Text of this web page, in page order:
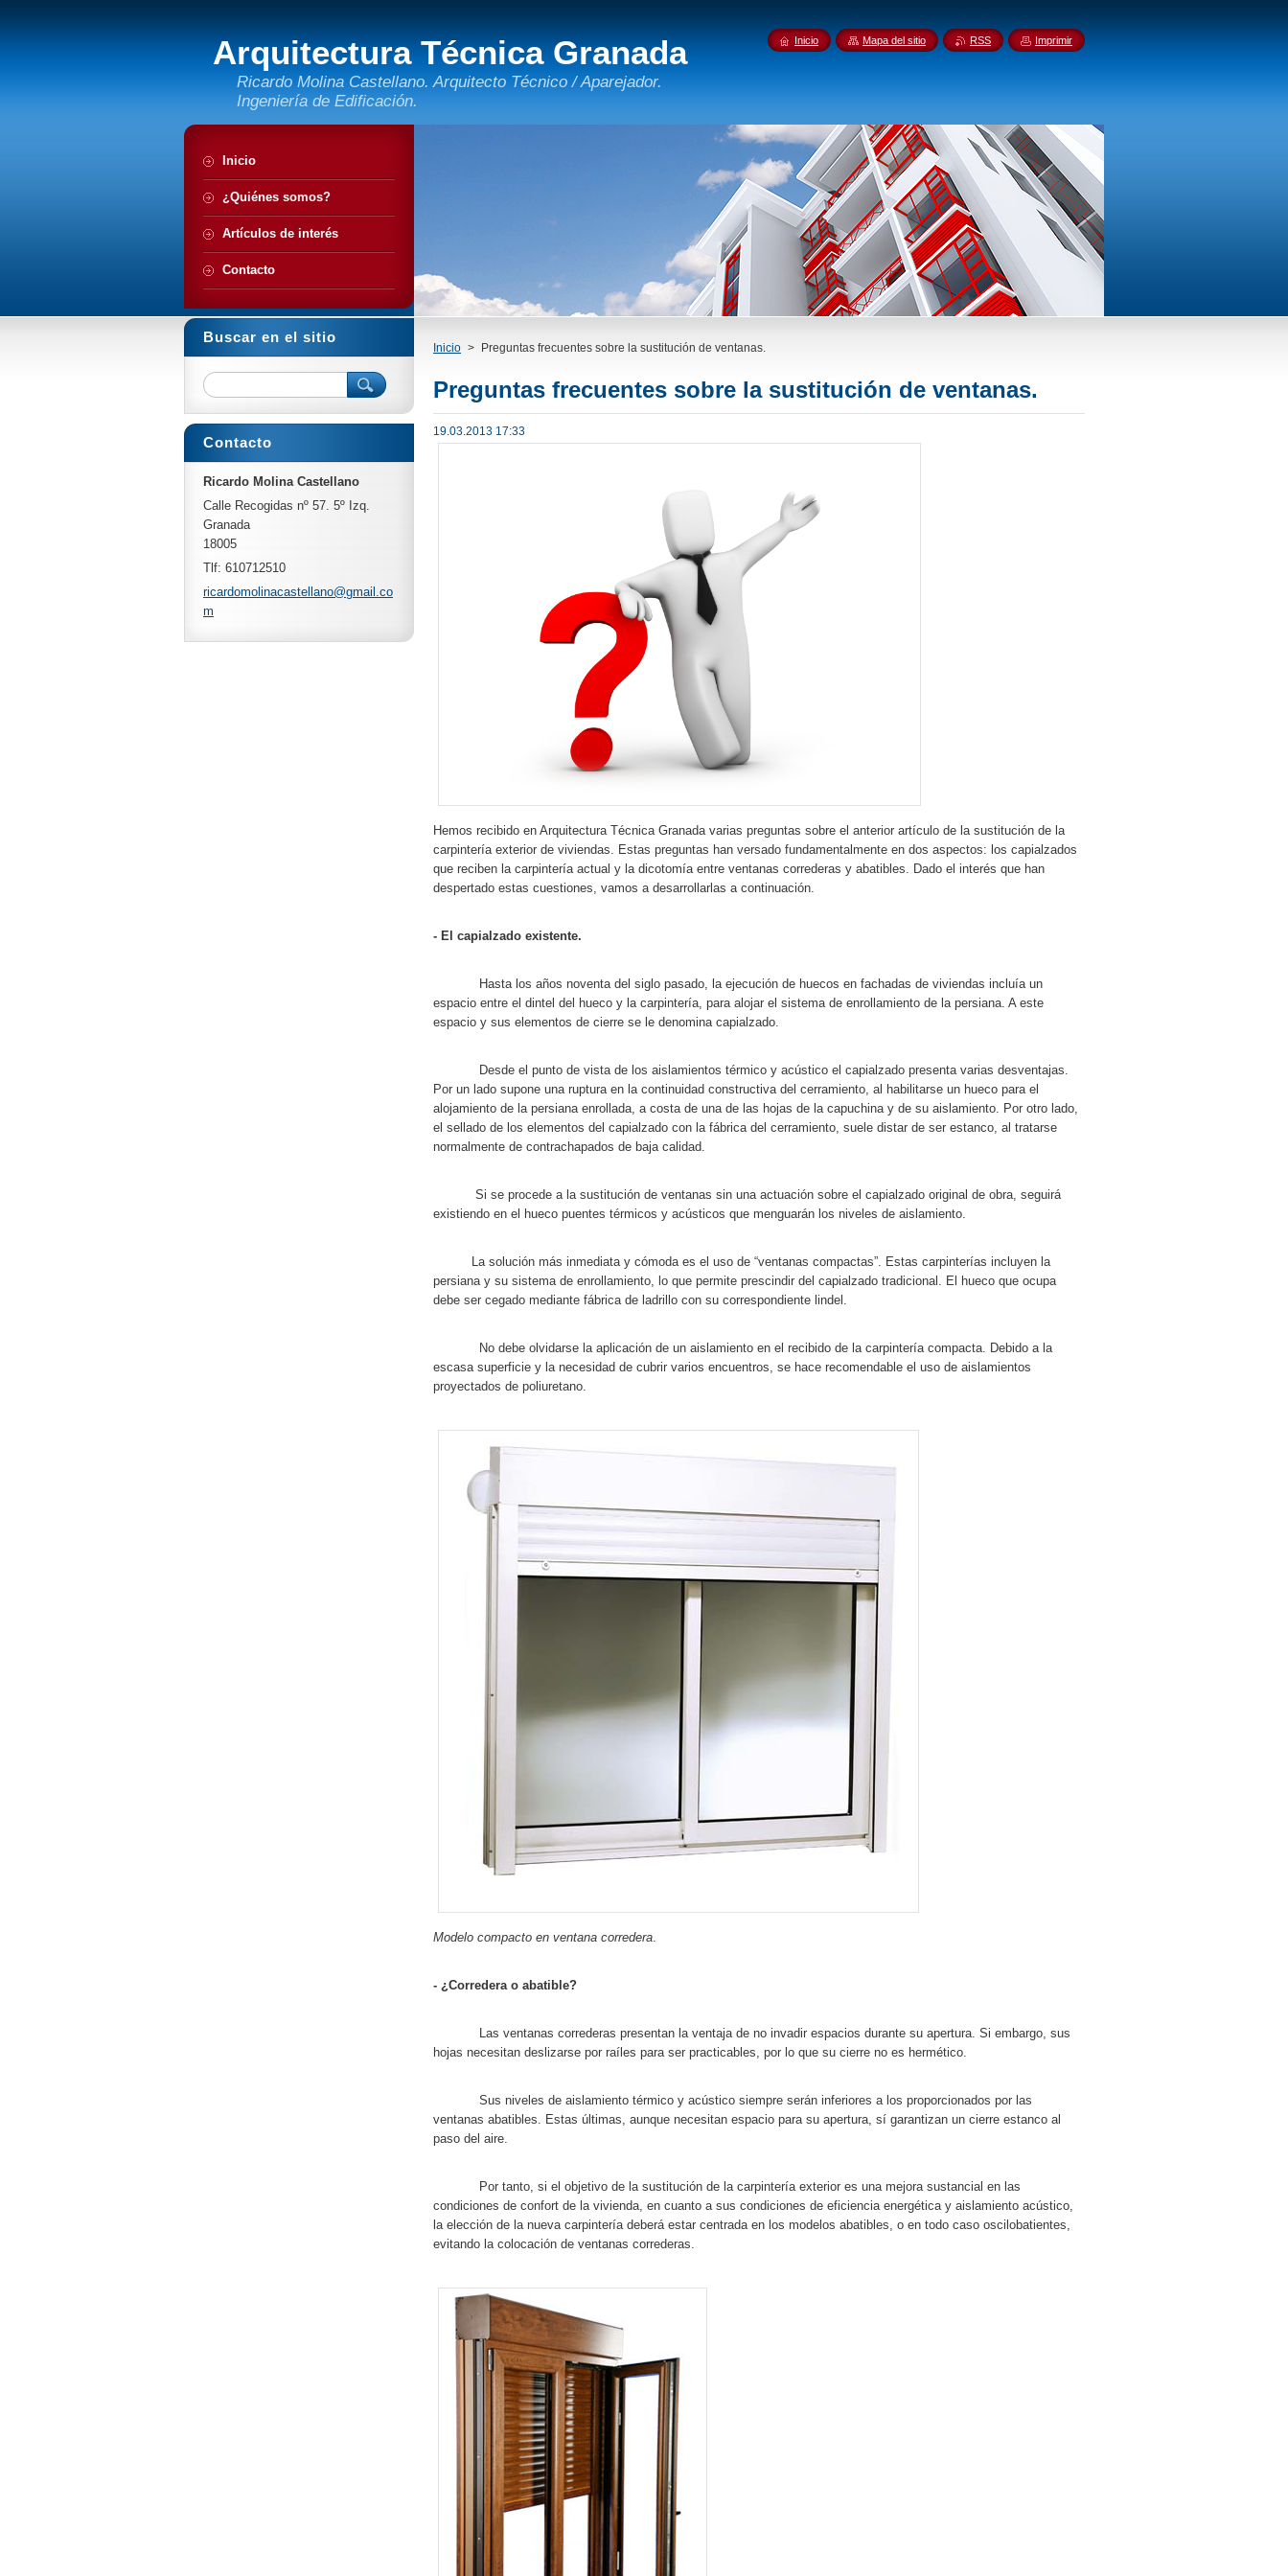
Arquitectura Técnica Granada
Ricardo Molina Castellano. Arquitecto Técnico / Aparejador.
Ingeniería de Edificación.
Inicio > Preguntas frecuentes sobre la sustitución de ventanas.
Preguntas frecuentes sobre la sustitución de ventanas.
19.03.2013 17:33
Hemos recibido en Arquitectura Técnica Granada varias preguntas sobre el anterior artículo de la sustitución de la
carpintería exterior de viviendas. Estas preguntas han versado fundamentalmente en dos aspectos: los capialzados
que reciben la carpintería actual y la dicotomía entre ventanas correderas y abatibles. Dado el interés que han
despertado estas cuestiones, vamos a desarrollarlas a continuación.
- El capialzado existente.
Hasta los años noventa del siglo pasado, la ejecución de huecos en fachadas de viviendas incluía un
espacio entre el dintel del hueco y la carpintería, para alojar el sistema de enrollamiento de la persiana. A este
espacio y sus elementos de cierre se le denomina capialzado.
Desde el punto de vista de los aislamientos térmico y acústico el capialzado presenta varias desventajas.
Por un lado supone una ruptura en la continuidad constructiva del cerramiento, al habilitarse un hueco para el
alojamiento de la persiana enrollada, a costa de una de las hojas de la capuchina y de su aislamiento. Por otro lado,
el sellado de los elementos del capialzado con la fábrica del cerramiento, suele distar de ser estanco, al tratarse
normalmente de contrachapados de baja calidad.
Si se procede a la sustitución de ventanas sin una actuación sobre el capialzado original de obra, seguirá
existiendo en el hueco puentes térmicos y acústicos que menguarán los niveles de aislamiento.
La solución más inmediata y cómoda es el uso de “ventanas compactas”. Estas carpinterías incluyen la
persiana y su sistema de enrollamiento, lo que permite prescindir del capialzado tradicional. El hueco que ocupa
debe ser cegado mediante fábrica de ladrillo con su correspondiente lindel.
No debe olvidarse la aplicación de un aislamiento en el recibido de la carpintería compacta. Debido a la
escasa superficie y la necesidad de cubrir varios encuentros, se hace recomendable el uso de aislamientos
proyectados de poliuretano.
Modelo compacto en ventana corredera.
- ¿Corredera o abatible?
Las ventanas correderas presentan la ventaja de no invadir espacios durante su apertura. Si embargo, sus
hojas necesitan deslizarse por raíles para ser practicables, por lo que su cierre no es hermético.
Sus niveles de aislamiento térmico y acústico siempre serán inferiores a los proporcionados por las
ventanas abatibles. Estas últimas, aunque necesitan espacio para su apertura, sí garantizan un cierre estanco al
paso del aire.
Por tanto, si el objetivo de la sustitución de la carpintería exterior es una mejora sustancial en las
condiciones de confort de la vivienda, en cuanto a sus condiciones de eficiencia energética y aislamiento acústico,
la elección de la nueva carpintería deberá estar centrada en los modelos abatibles, o en todo caso oscilobatientes,
evitando la colocación de ventanas correderas.
Inicio
¿Quiénes somos?
Artículos de interés
Contacto
Buscar en el sitio
Contacto
Ricardo Molina Castellano
Calle Recogidas nº 57. 5º Izq.
Granada
18005
Tlf: 610712510
ricardomolinacastellano@gmail.co
m
Inicio Mapa del sitio RSS Imprimir